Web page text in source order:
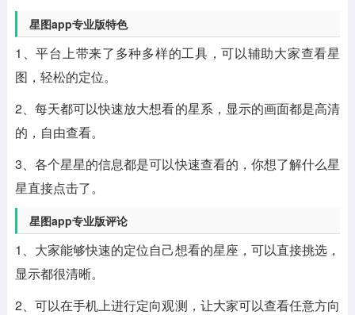
星图app专业版特色
1、平台上带来了多种多样的工具，可以辅助大家查看星
图，轻松的定位。
2、每天都可以快速放大想看的星系，显示的画面都是高清
的，自由查看。
3、各个星星的信息都是可以快速查看的，你想了解什么星
星直接点击了。
星图app专业版评论
1、大家能够快速的定位自己想看的星座，可以直接挑选，
显示都很清晰。
2、可以在手机上进行定向观测，让大家可以查看任意方向